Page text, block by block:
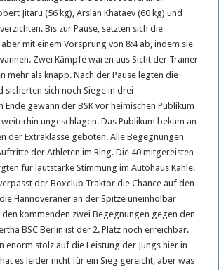
Jitaru (56 kg), Arslan Khataev (60 kg) und
Bis zur Pause, setzten sich die
mit einem Vorsprung von 8:4 ab, indem sie
Zwei Kämpfe waren aus Sicht der Trainer
mehr als knapp. Nach der Pause legten die
sicherten sich noch Siege in drei
Ende gewann der BSK vor heimischen Publikum
ungeschlagen. Das Publikum bekam an
der Extraklasse geboten. Alle Begegnungen
der Athleten im Ring. Die 40 mitgereisten
für lautstarke Stimmung im Autohaus Kahle.
der Boxclub Traktor die Chance auf den
Hannoveraner an der Spitze uneinholbar
kommenden zwei Begegnungen gegen den
BSC Berlin ist der 2. Platz noch erreichbar.
enorm stolz auf die Leistung der Jungs hier in
es leider nicht für ein Sieg gereicht, aber was